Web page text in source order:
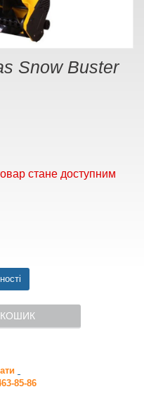
Snow Buster
стане доступним
85-86